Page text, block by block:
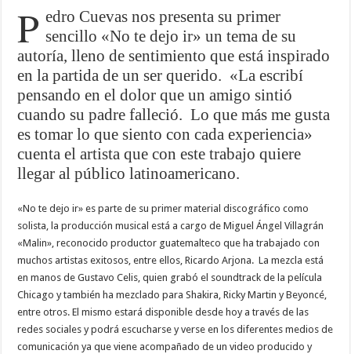
P edro Cuevas nos presenta su primer
sencillo «No te dejo ir» un tema de su
autoría, lleno de sentimiento que está inspirado
en la partida de un ser querido. «La escribí
pensando en el dolor que un amigo sintió
cuando su padre falleció. Lo que más me gusta
es tomar lo que siento con cada experiencia»
cuenta el artista que con este trabajo quiere
llegar al público latinoamericano.
«No te dejo ir» es parte de su primer material discográfico como
solista, la producción musical está a cargo de Miguel Ángel Villagrán
«Malin», reconocido productor guatemalteco que ha trabajado con
muchos artistas exitosos, entre ellos, Ricardo Arjona. La mezcla está
en manos de Gustavo Celis, quien grabó el soundtrack de la película
Chicago y también ha mezclado para Shakira, Ricky Martin y Beyoncé,
entre otros. El mismo estará disponible desde hoy a través de las
redes sociales y podrá escucharse y verse en los diferentes medios de
comunicación ya que viene acompañado de un video producido y